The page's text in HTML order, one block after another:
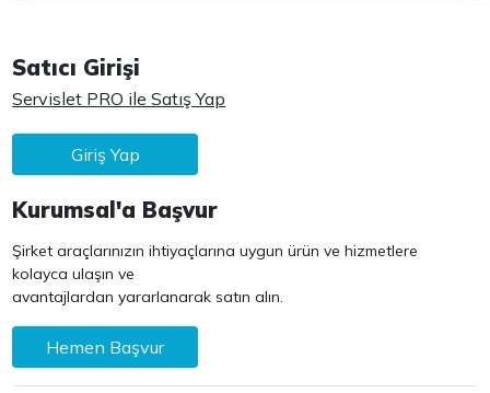
Satıcı Girişi
Servislet PRO ile Satış Yap
Giriş Yap
Kurumsal'a Başvur
Şirket araçlarınızın ihtiyaçlarına uygun ürün ve hizmetlere
kolayca ulaşın ve
avantajlardan yararlanarak satın alın.
Hemen Başvur